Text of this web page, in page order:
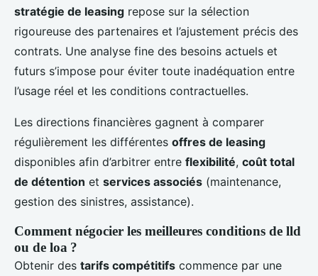
stratégie de leasing repose sur la sélection
rigoureuse des partenaires et l’ajustement précis des
contrats. Une analyse fine des besoins actuels et
futurs s’impose pour éviter toute inadéquation entre
l’usage réel et les conditions contractuelles.
Les directions financières gagnent à comparer
régulièrement les différentes offres de leasing
disponibles afin d’arbitrer entre flexibilité, coût total
de détention et services associés (maintenance,
gestion des sinistres, assistance).
Comment négocier les meilleures conditions de lld
ou de loa ?
Obtenir des tarifs compétitifs commence par une